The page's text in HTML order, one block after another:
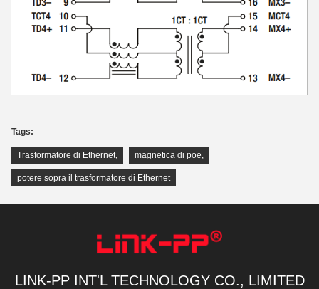
Tags:
Trasformatore di Ethernet magnetica di poe
potere sopra il trasformatore di Ethernet
LINK-PP INT'L TECHNOLOGY CO., LIMITED